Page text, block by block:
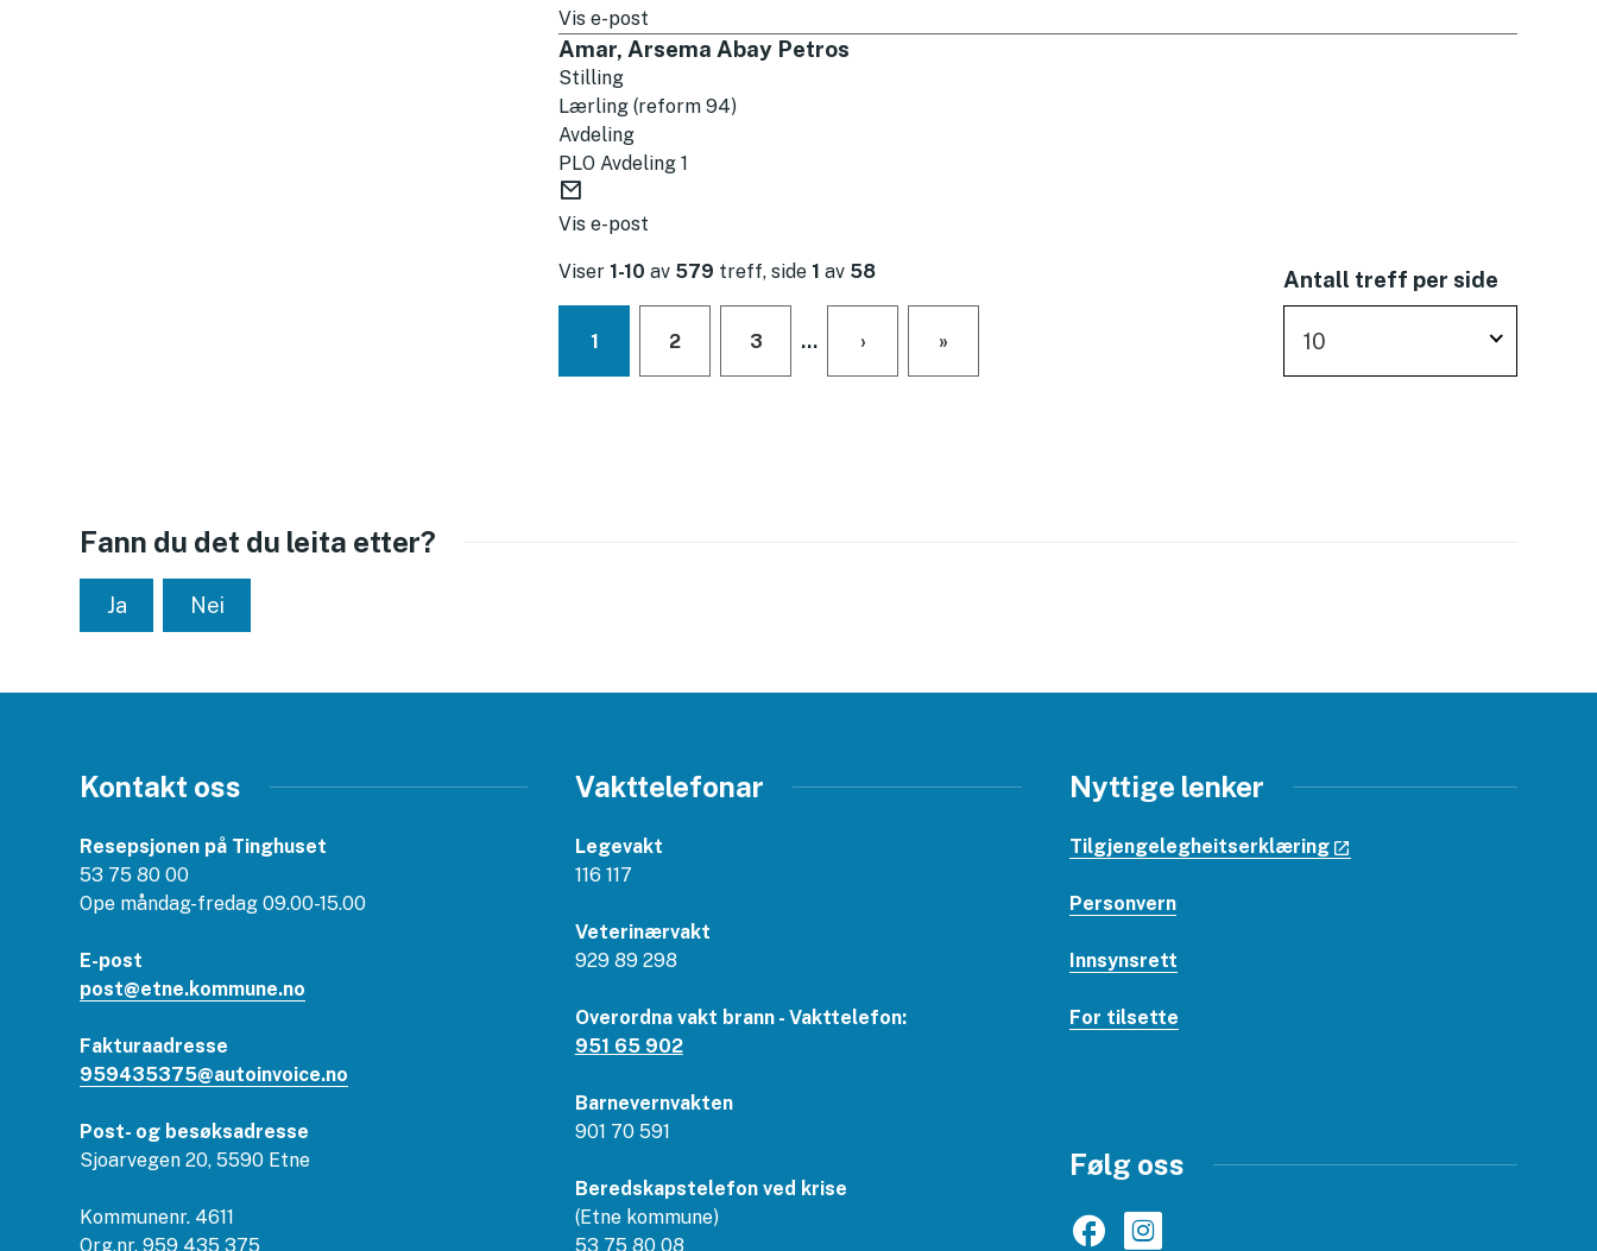
-
p
o
s
t
Vis e-post
Amar, Arsema Abay Petros
Stilling
Lærling (reform 94)
Avdeling
PLO Avdeling 1
-
o
s
Vis e-post
Viser 1-10 av 579 treff, side 1 av 58
1 2 3 ... › »
Antall treff per side
10
Fann du det du leita etter?
Ja Nei
Kontakt oss
Resepsjonen på Tinghuset
53 75 80 00
Ope måndag-fredag 09.00-15.00
E-post
post@etne.kommune.no
Fakturaadresse
959435375@autoinvoice.no
Post- og besøksadresse
Sjoarvegen 20, 5590 Etne
Kommunenr. 4611
Org.nr. 959 435 375
Vakttelefonar
Legevakt
116 117
Veterinærvakt
929 89 298
Overordna vakt brann - Vakttelefon:
951 65 902
Barnevernvakten
901 70 591
Beredskapstelefon ved krise
(Etne kommune)
53 75 80 08
Nyttige lenker
Tilgjengelegheitserklæring
Personvern
Innsynsrett
For tilsette
Følg oss
FacebookInstagram